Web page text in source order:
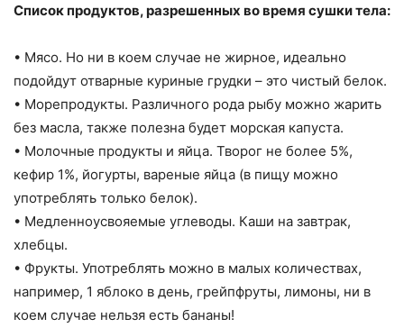
Список продуктов, разрешенных во время сушки тела:
• Мясо. Но ни в коем случае не жирное, идеально
подойдут отварные куриные грудки – это чистый белок.
• Морепродукты. Различного рода рыбу можно жарить
без масла, также полезна будет морская капуста.
• Молочные продукты и яйца. Творог не более 5%,
кефир 1%, йогурты, вареные яйца (в пищу можно
употреблять только белок).
• Медленноусвояемые углеводы. Каши на завтрак,
хлебцы.
• Фрукты. Употреблять можно в малых количествах,
например, 1 яблоко в день, грейпфруты, лимоны, ни в
коем случае нельзя есть бананы!